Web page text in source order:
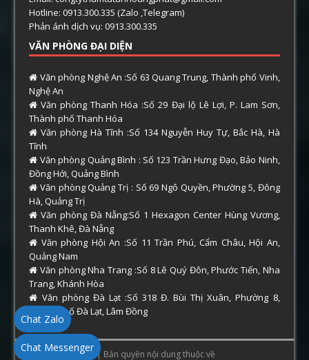
Hotline: 0913.300.335 (Zalo ,Telegram)
Phản ánh dịch vụ: 0913.300.335
VĂN PHÒNG ĐẠI DIỆN
Văn phòng Nghệ An :Số 63 Quang Trung, Thành phố Vinh,
Nghệ An
Văn phòng Thanh Hóa :Số 29 Đại lộ Lê Lợi, P. Lam Sơn,
Thành phố Thanh Hóa
Văn phòng Hà Tĩnh :Số 134 Nguyễn Huy Tự, Bắc Hà, Hà
Tĩnh
Văn phòng Quảng Bình : Số 123 Trần Hưng Đạo, Bảo Ninh,
Đồng Hới, Quảng Bình
Văn phòng Quảng Trị : Số 69 Ngô Quyền, Phường 5, Đông
Hà, Quảng Trị
Văn phòng Đà Nẵng:Số 1 Hexagon Center Hùng Vương,
Thanh Khê, Đà Nẵng
Văn phòng Hội An :Số 11 Trần Phú, Cẩm Châu, Hội An,
Quảng Nam
Văn phòng Nha Trang :Số 8 Lê Quý Đôn, Phước Tiến, Nha
Trang, Khánh Hòa
Văn phòng Đà Lạt :Số 318 Đ. Bùi Thị Xuân, Phường 8,
Thành phố Đà Lạt, Lâm Đồng
Copyright © 2026 | Bản quyền nội dung thuộc về
Chat Zalo
Chat Messenger